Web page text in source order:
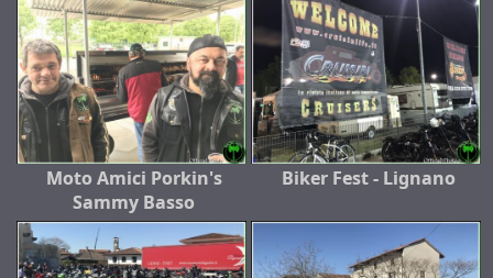
Moto Amici Porkin's
Sammy Basso
Biker Fest - Lignano